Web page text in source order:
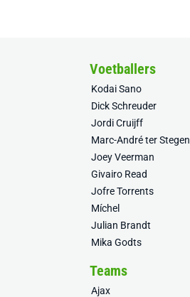
Voetballers
Kodai Sano
Dick Schreuder
Jordi Cruijff
Marc-André ter Stegen
Joey Veerman
Givairo Read
Jofre Torrents
Míchel
Julian Brandt
Mika Godts
Teams
Ajax